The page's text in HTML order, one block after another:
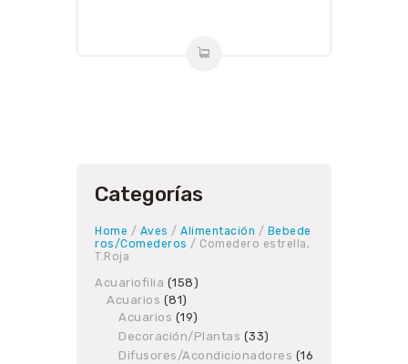
Categorías
Home / Aves / Alimentación / Bebede
ros/Comederos / Comedero estrella,
T.Roja
Acuariofilia 158158
Acuarios 8181
products
Acuarios 1919
products
Decoración/Plantas 3333
products
Difusores/Acondicionadores
16